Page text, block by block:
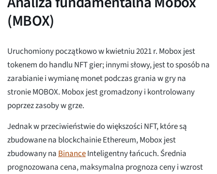
(MBOX)
Uruchomiony początkowo w kwietniu 2021 r. Mobox jest
tokenem do handlu NFT gier; innymi słowy, jest to sposób na
zarabianie i wymianę monet podczas grania w gry na
stronie MOBOX. Mobox jest gromadzony i kontrolowany
poprzez zasoby w grze.
Jednak w przeciwieństwie do większości NFT, które są
zbudowane na blockchainie Ethereum, Mobox jest
zbudowany naBinanceInteligentny łańcuch. Średnia
prognozowana cena, maksymalna prognoza ceny i wzrost